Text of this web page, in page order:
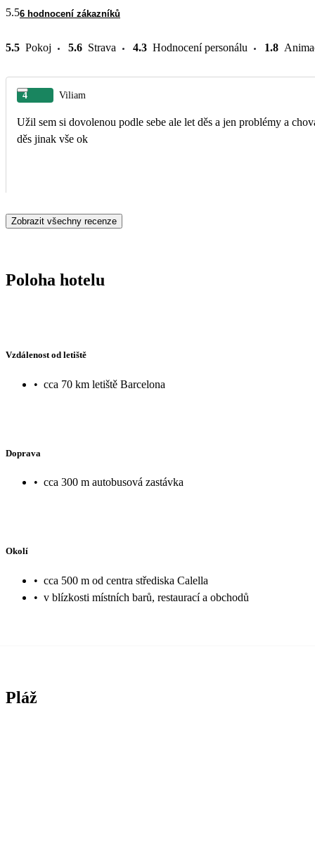
5.56 hodnocení zákazníků
5.5 Pokoj 5.6 Strava 4.3 Hodnocení personálu 1.8
4 Viliam
Užil sem si dovolenou podle sebe ale let děs a jen problémy a
děs jinak vše ok
Zobrazit všechny recenze
Poloha hotelu
Vzdálenost od letiště
• cca 70 km letiště Barcelona
Doprava
• cca 300 m autobusová zastávka
Okolí
• cca 500 m od centra střediska Calella
• v blízkosti místních barů, restaurací a obchodů
Pláž